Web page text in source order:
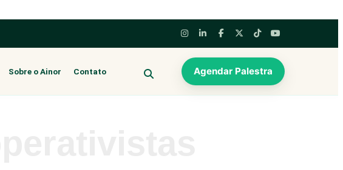
Sobre o Ainor Contato Agendar Palestra